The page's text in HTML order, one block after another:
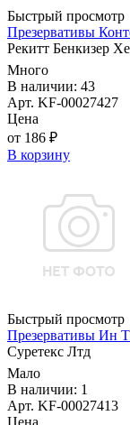
Быстрый просмотр
Презервативы
Рекитт Бенкизер
Много
В наличии: 43
Арт. KF-00027427
Цена
от 186 ₽
В корзину
Быстрый просмотр
Презервативы Ин
Суретекс Лтд
Мало
В наличии: 1
Арт. KF-00027413